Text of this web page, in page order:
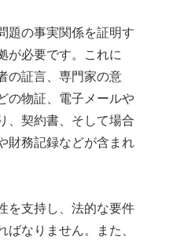
題の事実関係を証明す
が必要です。これに
の証言、専門家の意
の物証、電子メールや
、契約書、そして場合
財務記録などが含まれ
を支持し、法的な要件
ばなりません。また、